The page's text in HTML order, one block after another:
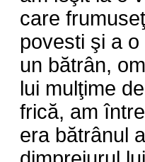
care
povesti şi a
un bătrân,
lui mulţime
frică, am
era bătrânul